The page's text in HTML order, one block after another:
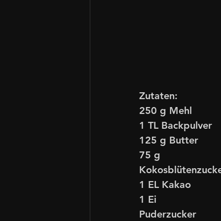
Zutaten:
250 g Mehl
1 TL Backpulver
125 g Butter
75 g
1 EL Kakao
1 Ei
Puderzucker